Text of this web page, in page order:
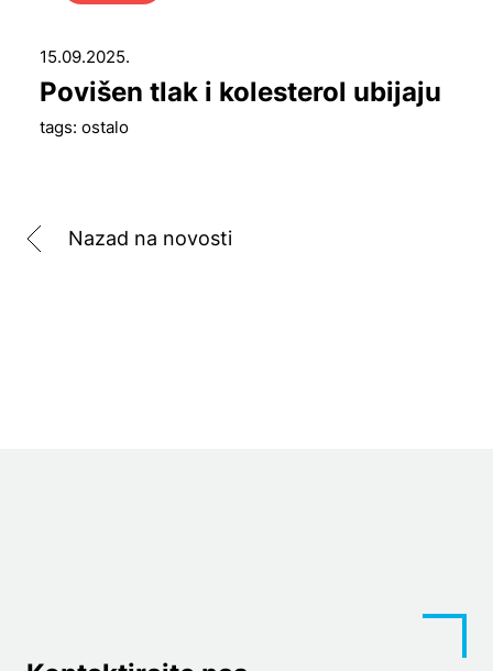
15.09.2025.
Povišen tlak i kolesterol ubijaju
tags: ostalo
Nazad na novosti